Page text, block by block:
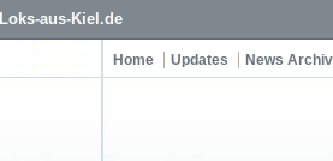
Loks-aus-Kiel.de
Home Updates News Archiv